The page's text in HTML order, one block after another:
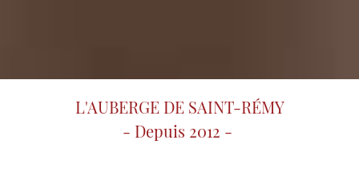
L'AUBERGE DE SAINT-RÉMY
- Depuis 2012 -